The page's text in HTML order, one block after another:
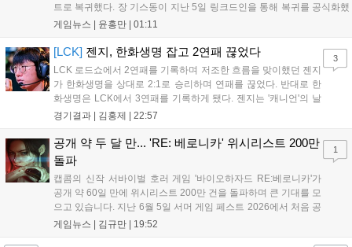
트로 복귀했다. 장 기스동이 지난 5일 링크드인을 통해 복귀를 공식화했
으며, 구체적인 담당 업무는 미정이나 최근 디렉터가 퇴사한 어쌔신 크
기를 이끈 그의 복귀가 개발 난항을 겪는 헥세에 어떤 활력을 불어넣을
지 업계의 이목이 쏠리고 있다....
게임뉴스 | 윤홍만 01:11
[LCK] 젠지, 한화생명 잡고 2연패 끊었다
LCK 로드쇼에서 2연패를 기록하며 저조한 흐름을 맞이했던 젠지
가 한화생명을 상대로 2:1로 승리하며 연패를 끊었다. 반대로 한
화생명은 LCK에서 3연패를 기록하게 됐다. 젠지는 '캐니언'의 날
카로운 갱킹으로 '제우스'의 럼블을 상대로 점멸까지 빼내고 킬을
따냈고, 바텀 원딜끼리 1:1 교전...
경기결과 | 김홍제 22:57
3
공개 약 두 달 만... 'RE: 베로니카' 위시리스트 200만
돌파
캡콤의 신작 서바이벌 호러 게임 '바이오하자드 RE:베로니카'가
공개 약 60일 만에 위시리스트 200만 건을 돌파하며 큰 기대를 모
으고 있습니다. 지난 6월 5일 서머 게임 페스트 2026에서 처음 공
개된 이 게임은 2000년 작을 현대적으로 재구성한 작품으로,
게임뉴스 | 김규만 19:52
1